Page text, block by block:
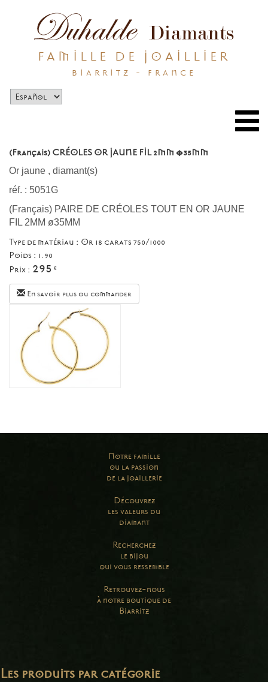
FAMILLE DE JOAILLIER
BIARRITZ - FRANCE
(Français) CRÉOLES OR JAUNE FIL 2MM ø35MM
Or jaune , diamant(s)
réf. : 5051G
(Français) PAIRE DE CRÉOLES TOUT EN OR JAUNE
FIL 2MM ø35MM
Type de matériau : Or 18 carats 750/1000
Poids : 1.90
Prix : 295 €
En savoir plus ou commander
Notre famille
ou la passion
de la joaillerie
Découvrez
les valeurs du
diamant
Recherchez
le bijou
qui vous ressemble
Retrouvez-nous
à notre boutique de
Biarritz
Les produits par catégorie